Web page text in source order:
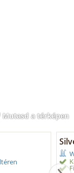
Mutasd a térképen